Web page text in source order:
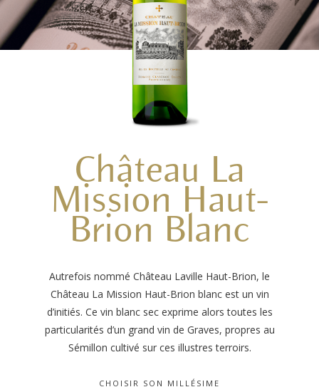
Château La
Mission Haut-
Brion Blanc
Autrefois nommé Château Laville Haut-Brion, le
Château La Mission Haut-Brion blanc est un vin
d’initiés. Ce vin blanc sec exprime alors toutes les
particularités d’un grand vin de Graves, propres au
Sémillon cultivé sur ces illustres terroirs.
CHOISIR SON MILLÉSIME